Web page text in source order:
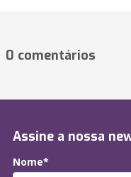
0 comentários
Assine a nossa
Nome*